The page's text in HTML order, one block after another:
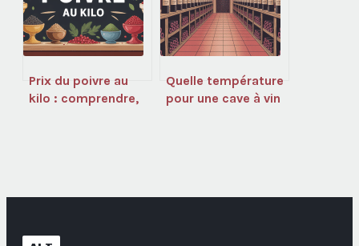
Prix du poivre au
kilo : comprendre,
Quelle température
pour une cave à vin